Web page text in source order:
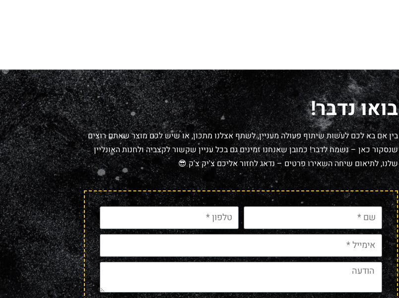
בואו נדבר!
בין אם בא לכם לעשות שיתוף פעולה מעניין, לשתף אצלנו מתכון, או שיש לכם מוצר שאתם רוצים
שנסקור כאן – נשמח לדבר! כמובן שאנחנו זמינים גם בכל עניין שקשור לקצביה ולחנות האונליין
שלנו, לתיאום שיחה השאירו פרטים – נדאג לחזור אליכם צ'יק צ'ק 😎